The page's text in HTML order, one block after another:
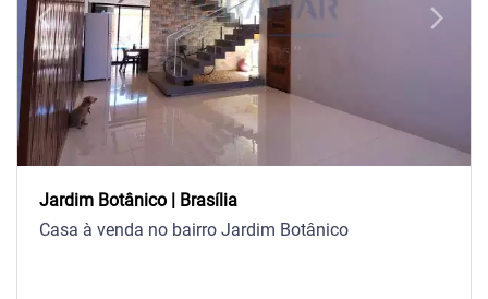
arrow_back_iosPrevious arrow_forward_iosNext
Jardim Botânico | Brasília
Casa à venda no bairro Jardim Botânico